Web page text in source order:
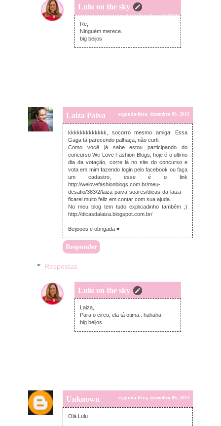
Lulu on the sky
terça-feira, dezembro 10, 2013
Re,
Ninguém merece.
big beijos
Laiza Paiva segunda-feira, dezembro 09, 2013
kkkkkkkkkkkkk, socorro mesmo amiga! Essa
Gaga tá parecendo palhaça, não curti.
Como você já sabe estou participando do
concurso We Love Fashion Blogs, hoje é o ultimo
dia da votação, corre lá no site do concurso e
vota em mim fazendo login pelo facebook ou faça
um cadastro, esse é o link
http://welovefashionblogs.com.br/meu-
desafio/383/2/laiza-paiva-soares/dicas-da-laiza
ficarei muito feliz em contar com sua ajuda.
No meu blog tem tudo explicadinho também ;)
http://dicasdalaiza.blogspot.com.br/
Beijooos e obrigada ♥
Responder
Respostas
Lulu on the sky
terça-feira, dezembro 10, 2013
Laiza,
Para o circo, ela tá otima.. hahaha
big beijos
Unknown segunda-feira, dezembro 09, 2013
Olá Lulu